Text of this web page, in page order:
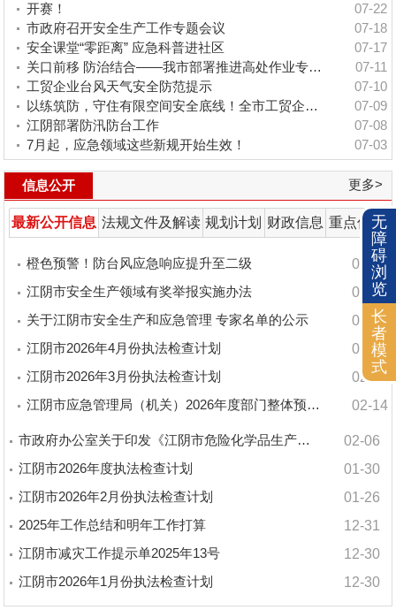
开赛！
07-22
市政府召开安全生产工作专题会议
07-18
安全课堂“零距离” 应急科普进社区
07-17
关口前移 防治结合——我市部署推进高处作业专项排查整治工作
07-11
工贸企业台风天气安全防范提示
07-10
以练筑防，守住有限空间安全底线！全市工贸企业有限空间作业观摩暨专题安全培...
07-09
江阴部署防汛防台工作
07-08
7月起，应急领域这些新规开始生效！
07-03
信息公开 更多>
最新公开信息 法规文件及解读 规划计划 财政信息 重点信息
橙色预警！防台风应急响应提升至二级
07-12
江阴市安全生产领域有奖举报实施办法
05-08
关于江阴市安全生产和应急管理 专家名单的公示
04-30
江阴市2026年4月份执法检查计划
03-26
江阴市2026年3月份执法检查计划
02-28
江阴市应急管理局（机关）2026年度部门整体预算绩效信
02-14
市政府办公室关于印发《江阴市危险化学品生产安全事故应急
02-06
江阴市2026年度执法检查计划
01-30
江阴市2026年2月份执法检查计划
01-26
2025年工作总结和明年工作打算
12-31
江阴市减灾工作提示单2025年13号
12-30
江阴市2026年1月份执法检查计划
12-30
无
障
碍
浏
览
长
者
模
式